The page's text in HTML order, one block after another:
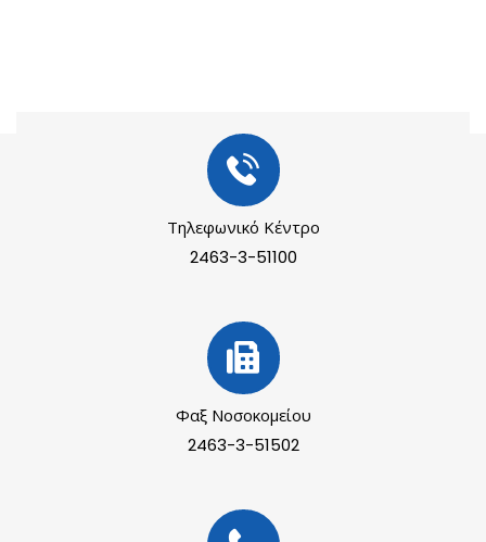
Τηλεφωνικό Κέντρο
2463-3-51100
Φαξ Νοσοκομείου
2463-3-51502